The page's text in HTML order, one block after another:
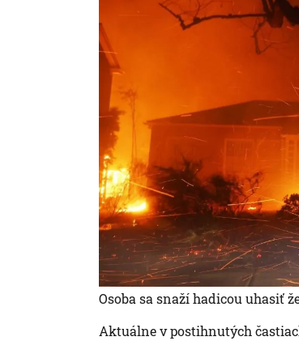
Osoba sa snaží hadicou uhasiť
Aktuálne v postihnutých